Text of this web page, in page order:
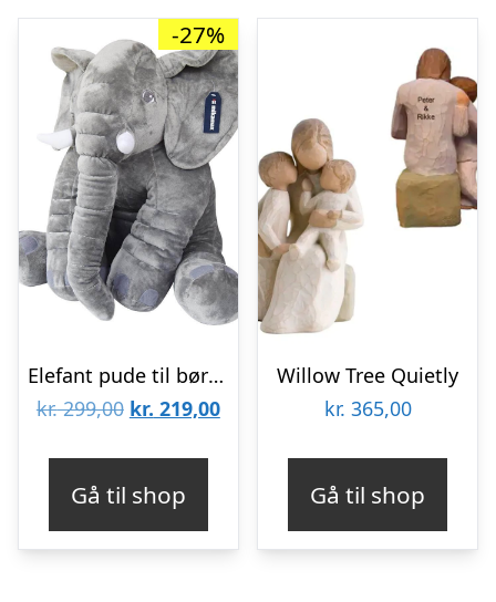
-27%
Elefant pude til børn – 60cm
kr.299,00 Den
kr. 299,00.
kr. 219,00Den
kr. 219,00.
Gå til shop
Willow Tree Quietly
kr. 365,00
Gå til shop